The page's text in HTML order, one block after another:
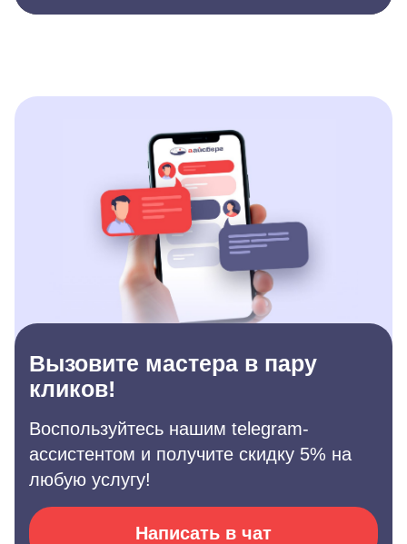
Вызовите мастера в пару
кликов!
Воспользуйтесь нашим telegram-
ассистентом и получите скидку 5% на
любую услугу!
Написать в чат